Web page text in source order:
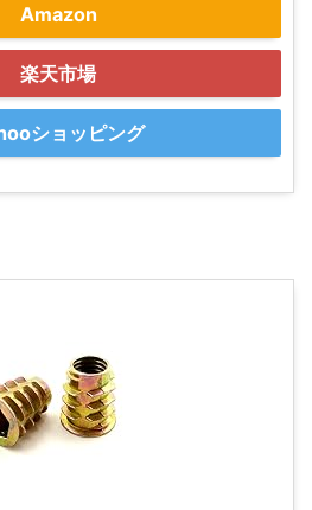
Amazon
楽天市場
ショッピング